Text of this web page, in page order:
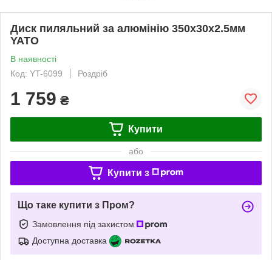
Диск пиляльний за алюмінію 350х30х2.5мм
YATO
В наявності
Код: YT-6099
Роздріб
1 759 ₴
Купити
або
Купити з
Що таке купити з Пром?
Замовлення під захистом
Доступна доставка